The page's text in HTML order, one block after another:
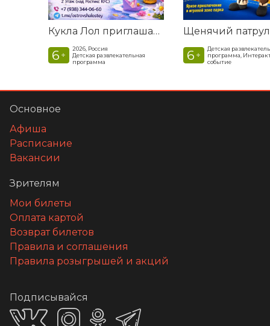
Кукла Лол приглашает в гости
6 +
2026, Россия
Детская развлекательная
программа
6 +
Детская
программа,
событие
Основное
Афиша
Расписание
Вакансии
Зрителям
Мои билеты
Оплата картой
Возврат билетов
Правила и соглашения
Правила розыгрышей и акций
Подписывайся